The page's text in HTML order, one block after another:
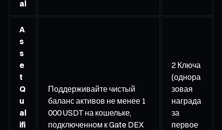
al
A
s
s
e
t
Q
u
al
ifi
Поддерживайте чистый
баланс активов не менее 1
000 USDT на кошельке,
подключенном к Gate DEX
2 Ключа
(однора
зовая
награда
за
первое